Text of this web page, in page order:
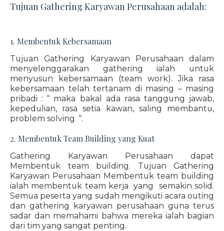
Tujuan Gathering Karyawan Perusahaan adalah:
1. Membentuk Kebersamaan
Tujuan Gathering Karyawan Perusahaan dalam
menyelenggarakan gathering ialah untuk
menyusun kebersamaan (team work). Jika rasa
kebersamaan telah tertanam di masing – masing
pribadi : “ maka bakal ada rasa tanggung jawab,
kepedulian, rasa setia kawan, saling membantu,
problem solving “.
2. Membentuk Team Building yang Kuat
Gathering Karyawan Perusahaan dapat
Membentuk team building. Tujuan Gathering
Karyawan Perusahaan Membentuk team building
ialah membentuk team kerja yang semakin solid.
Semua peserta yang sudah mengikuti acara outing
dan gathering karyawan perusahaan guna terus
sadar dan memahami bahwa mereka ialah bagian
dari tim yang sangat penting.